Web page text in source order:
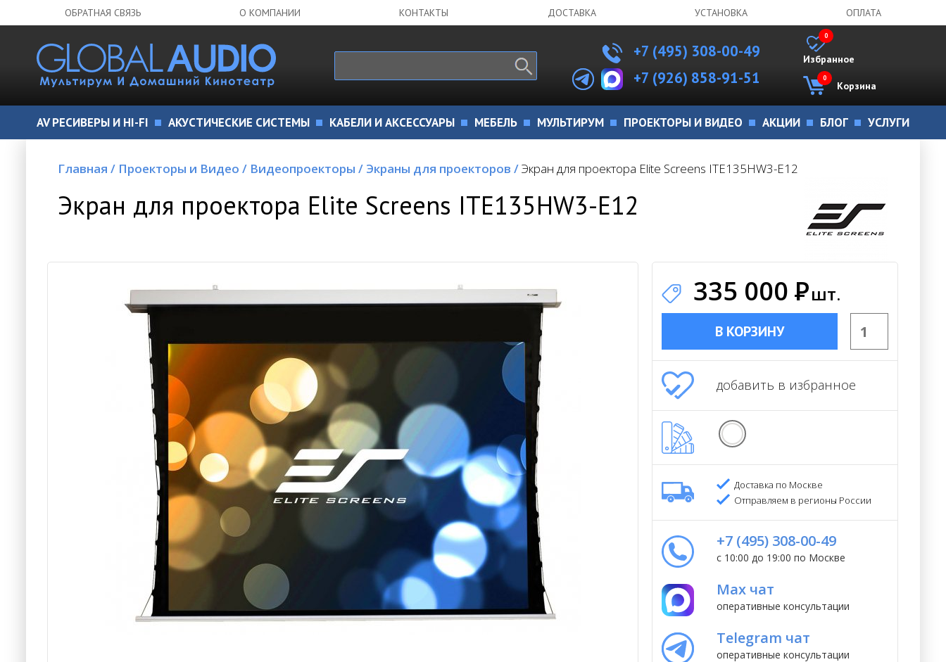
ОБРАТНАЯ СВЯЗЬ О КОМПАНИИ КОНТАКТЫ ДОСТАВКА УСТАНОВКА ОПЛАТА
+7 (495) 308-00-49
+7 (926) 858-91-51
Избранное
0
Корзина
0
AV РЕСИВЕРЫ И HI-FI АКУСТИЧЕСКИЕ СИСТЕМЫ КАБЕЛИ И АКСЕССУАРЫ МЕБЕЛЬ МУЛЬТИРУМ ПРОЕКТОРЫ И ВИДЕО АКЦИИ БЛОГ УСЛУГИ
Главная / Проекторы и Видео / Видеопроекторы / Экраны для проекторов /Экран для проектора Elite Screens ITE135HW3-E12
Экран для проектора Elite Screens ITE135HW3-E12
335 000 Ршт.
В КОРЗИНУ
добавить в избранное
Доставка по Москве
Отправляем в регионы России
+7 (495) 308-00-49
с 10:00 до 19:00 по Москве
Max чат
оперативные консультации
Telegram чат
оперативные консультации